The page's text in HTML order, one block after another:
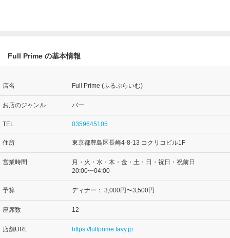
Full Prime の基本情報
店名 Full Prime (ふるぷらいむ)
お店のジャンル バー
TEL 0359645105
住所 東京都豊島区長崎4-8-13 コクリコビル1F
営業時間
月・火・水・木・金・土・日・祝日・祝前日
20:00〜04:00
予算 ディナー： 3,000円〜3,500円
座席数 12
店舗URL https://fullprime.favy.jp